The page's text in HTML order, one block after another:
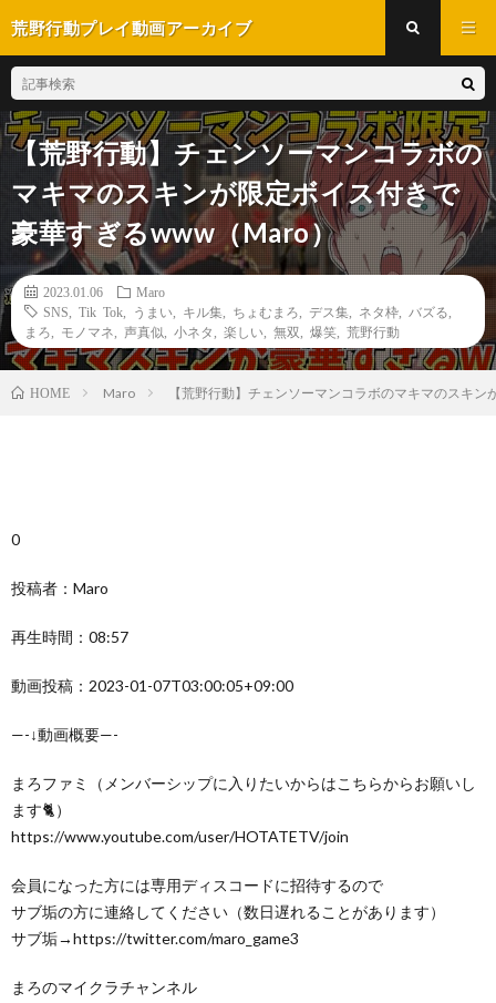
荒野行動プレイ動画アーカイブ
【荒野行動】チェンソーマンコラボの
マキマのスキンが限定ボイス付きで
豪華すぎるwww（Maro）
2023.01.06
Maro
SNS
Tik Tok うまい キル集 ちょむまろ デス集 ネタ枠 バズる
まろ
モノマネ 声真似 小ネタ 楽しい 無双 爆笑 荒野行動
HOME Maro 【荒野行動】チェンソーマンコラボのマキマのスキ
0
投稿者：Maro
再生時間：08:57
動画投稿：2023-01-07T03:00:05+09:00
—-↓動画概要—-
まろファミ（メンバーシップに入りたいからはこちらからお願いし
ます🐈）
https://www.youtube.com/user/HOTATETV/join
会員になった方には専用ディスコードに招待するので
サブ垢の方に連絡してください（数日遅れることがあります）
サブ垢→https://twitter.com/maro_game3
まろのマイクラチャンネル